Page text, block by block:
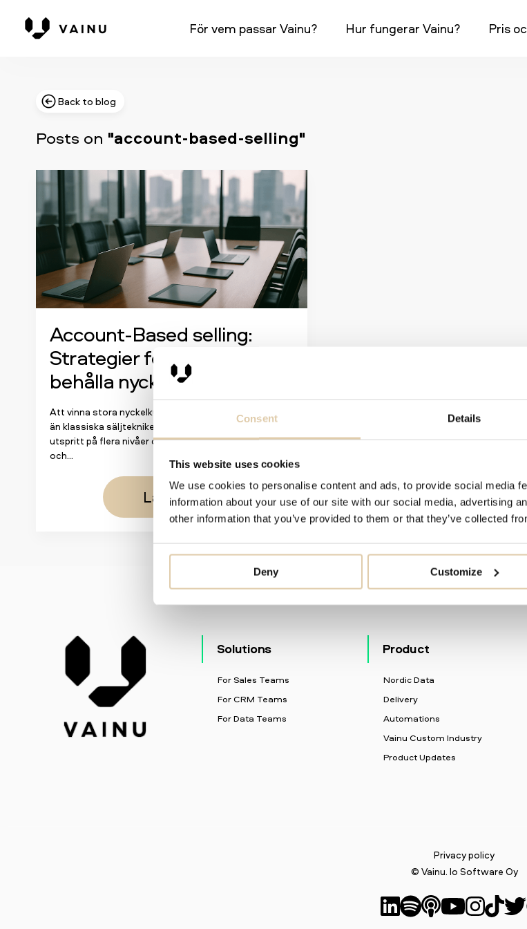
Consent Details
This website uses cookies
We use cookies to personalise content and ads, to provide social media
information about your use of our site with our social media, advertising
other information that you’ve provided to them or that they’ve collected
Deny Customize
För vem passar Vainu? Hur fungerar Vainu? Pris
Back to blog
Posts on "account-based-selling"
Account-Based selling:
Strategier för att vinna och
behålla nyckelkunder
Att vinna stora nyckelkunder handlar om betydligt mer
än klassiska säljtekniker. När beslutsfattandet är
utspritt på flera nivåer och processerna blir allt längre
och...
Läs mer
Solutions
For Sales Teams
For CRM Teams
For Data Teams
Product
Nordic Data
Delivery
Automations
Vainu Custom Industry
Product Updates
Privacy policy
© Vainu. Io Software Oy